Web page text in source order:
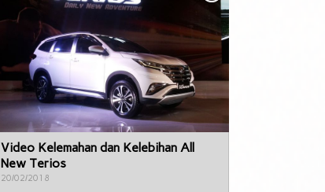
Video Kelemahan dan Kelebihan All
New Terios
20/02/2018